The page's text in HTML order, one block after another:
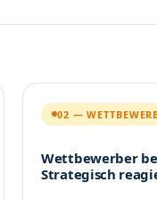
02 —
Wettbewerber
Strategisch